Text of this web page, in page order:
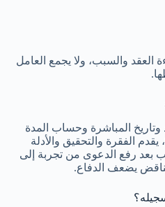
العقد والسبب، ولا يجمع العامل
وتاريخ المباشرة وحساب المدة
وقرار الإنهاء. وإذا اعتمد المادة 80، يقدم الفقرة والتحقيق والأدلة
بعد رفع الدعوى من تجربة إلى
يضعف الدفاع.